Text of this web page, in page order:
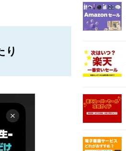
り